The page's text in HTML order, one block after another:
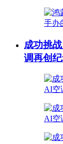
成功挑
调再创